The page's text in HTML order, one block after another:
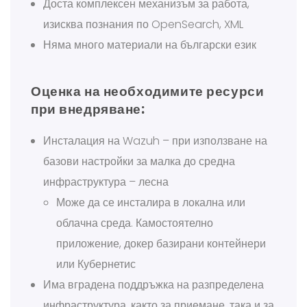
Доста комплексен механизъм за работа,
изисква познания по OpenSearch, XML
Няма много материали на български език
Оценка на необходимите ресурси
при внедряване:
Инсталация на Wazuh – при използване на
базови настройки за малка до средна
инфраструктура – лесна
Може да се инсталира в локална или
облачна среда. Камостоятелно
приложение, докер базирани контейнери
или Кубернетис
Има вградена поддръжка на разпределена